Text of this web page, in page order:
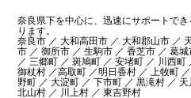
奈良県下を中心に、迅速にサポートで
ります。
奈良市 ／ 大和高田市 ／ 大和郡山市 ／
市 ／ 御所市 ／ 生駒市 ／ 香芝市 ／ 葛
／ 三郷町 ／ 斑鳩町 ／ 安堵町 ／ 川西
御杖村 ／高取町 ／明日香村 ／ 上牧町
野町 ／ 大淀町 ／ 下市町 ／ 黒滝村 ／
北山村 ／ 川上村 ／ 東吉野村